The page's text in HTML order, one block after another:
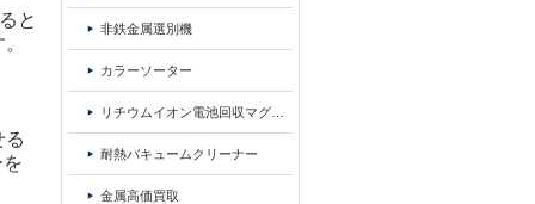
と
る
非鉄金属選別機
カラーソーター
リチウムイオン電池回収マグ
耐熱バキュームクリーナー
金属高価買取